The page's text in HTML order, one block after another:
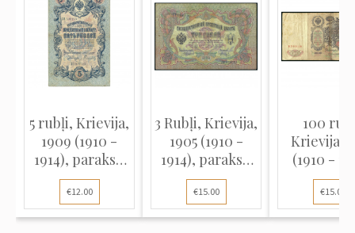
5 rubļi, Krievija,
1909 (1910 -
1914), paraksti
A. Konšins /
Gavrilovs (VF)
€12.00
3 Rubļi, Krievija,
1905 (1910 -
1914), paraksti
A. Konšins /
Koptelovs (F),
Pick 9b
€15.00
100
Krievija,
(1910 -
€15.00